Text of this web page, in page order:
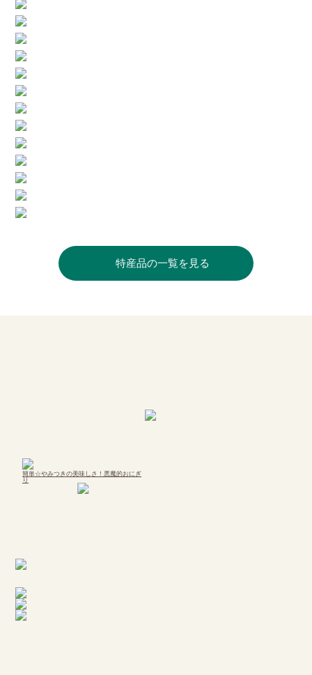
特産品の一覧を見る
簡単☆やみつきの美味しさ！悪魔的おにぎ
り